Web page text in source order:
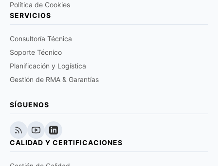
Política de Cookies
SERVICIOS
Consultoría Técnica
Soporte Técnico
Planificación y Logística
Gestión de RMA & Garantías
SÍGUENOS
CALIDAD Y CERTIFICACIONES